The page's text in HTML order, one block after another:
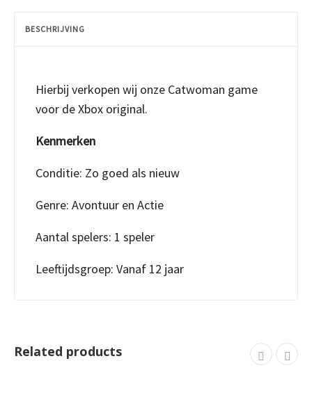
BESCHRIJVING
Hierbij verkopen wij onze Catwoman game
voor de Xbox original.
Kenmerken
Conditie: Zo goed als nieuw
Genre: Avontuur en Actie
Aantal spelers: 1 speler
Leeftijdsgroep: Vanaf 12 jaar
Related products